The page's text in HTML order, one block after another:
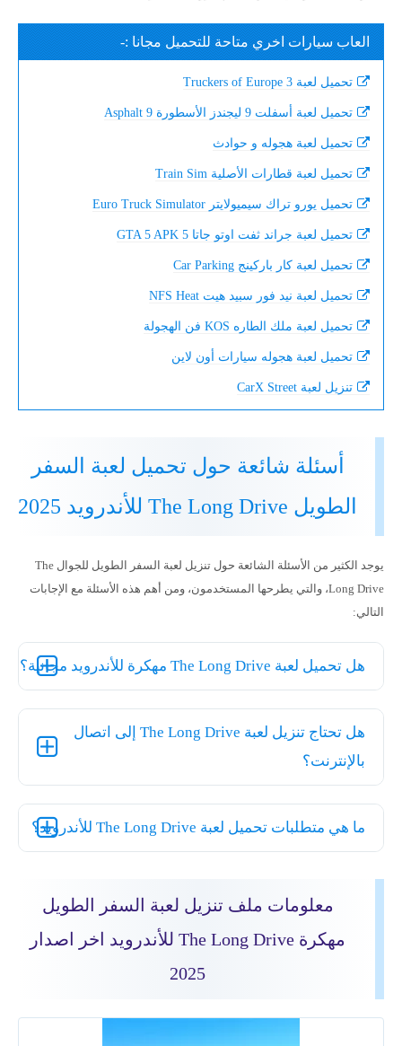
العاب سيارات اخري متاحة للتحميل مجانا :-
تحميل لعبة Truckers of Europe 3
تحميل لعبة أسفلت 9 ليجندز الأسطورة Asphalt 9
تحميل لعبة هجوله و حوادث
تحميل لعبة قطارات الأصلية Train Sim
تحميل يورو تراك سيميولايتر Euro Truck Simulator
تحميل لعبة جراند ثفت اوتو جاتا 5 GTA 5 APK
تحميل لعبة كار باركينج Car Parking
تحميل لعبة نيد فور سبيد هيت NFS Heat
تحميل لعبة ملك الطاره KOS فن الهجولة
تحميل لعبة هجوله سيارات أون لاين
تنزيل لعبة CarX Street
أسئلة شائعة حول تحميل لعبة السفر
الطويل The Long Drive للأندرويد 2025
يوجد الكثير من الأسئلة الشائعة حول تنزيل لعبة السفر الطويل للجوال The
Long Drive، والتي يطرحها المستخدمون، ومن أهم هذه الأسئلة مع الإجابات
التالي:
هل تحميل لعبة The Long Drive مهكرة للأندرويد مجانية؟
هل تحتاج تنزيل لعبة The Long Drive إلى اتصال
بالإنترنت؟
ما هي متطلبات تحميل لعبة The Long Drive للأندرويد؟
معلومات ملف تنزيل لعبة السفر الطويل
مهكرة The Long Drive للأندرويد اخر اصدار
2025